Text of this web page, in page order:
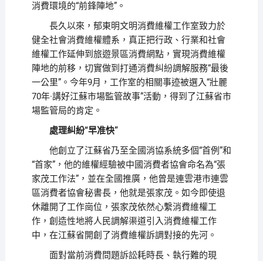
消費環境的“前鋒陣地”。
長久以來，郁東明文明消費維權工作室致力於
健全社會消費維權體系，真正把行政、行業和社會
維權工作延伸到旅遊景區消費網點，實現消費維權
陣地的前移，切實做到打通消費糾紛調解服務“最後
一公里”。今年9月，工作室的相關事迹被選入“壯麗
70年·講好江蘇市場監管故事”活動，得到了江蘇省市
場監管局的肯定。
處理糾紛“早准快”
他創立了江蘇省乃至全國消協系統多個“首例”和
“首家”，他的維權經驗被中國消費者協會命名為“張
家茂工作法”，並在全國推廣，他曾是連雲港市連雲
區消費者協會秘書長，他就是張家茂。如今即使退
休離開了工作崗位，張家茂依然心繫消費維權工
作，創造性地將人民調解渠道引入消費維權工作
中，在江蘇省開創了消費維權訴調對接的先河。
面對當前消費問題訴訟耗時長、執行難的現